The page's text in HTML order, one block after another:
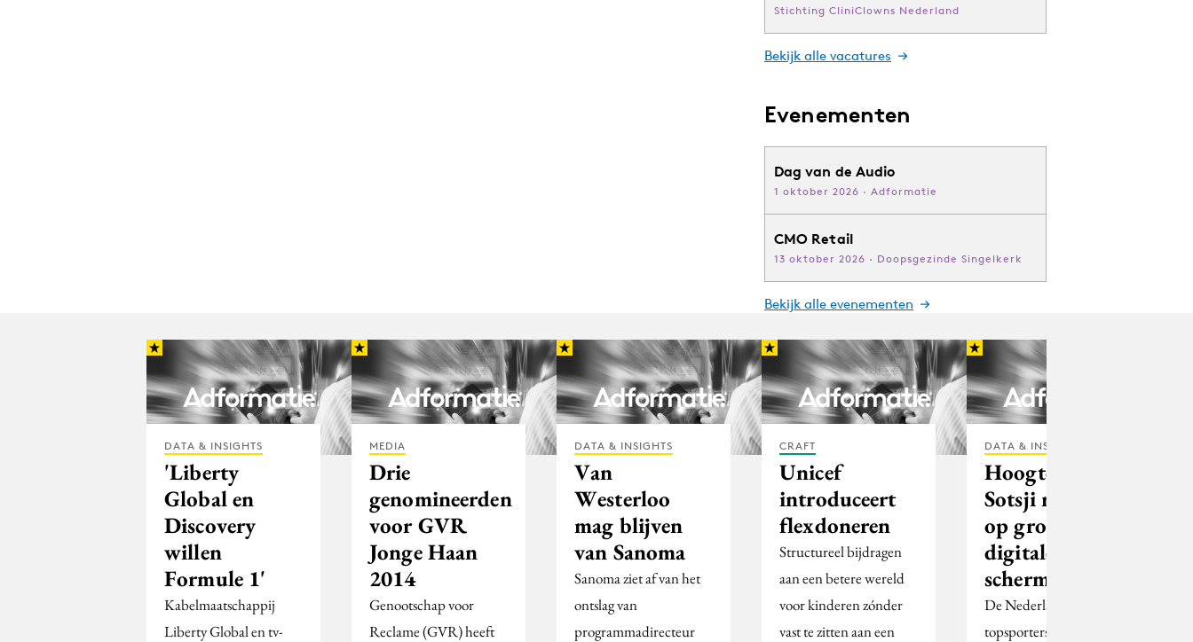
Stichting CliniClowns Nederland
Bekijk alle vacatures
Evenementen
Dag van de Audio
1 oktober 2026 · Adformatie
CMO Retail
13 oktober 2026 · Doopsgezinde Singelkerk
Bekijk alle evenementen
DATA & INSIGHTS
'Liberty
Global en
Discovery
willen
Formule 1'
Kabelmaatschappij
Liberty Global en tv-
MEDIA
Drie
genomineerden
voor GVR
Jonge Haan
2014
Genootschap voor
Reclame (GVR) heeft
DATA & INSIGHTS
Van
Westerloo
mag blijven
van Sanoma
Sanoma ziet af van het
ontslag van
programmadirecteur
CRAFT
Unicef
introduceert
flexdoneren
Structureel bijdragen
aan een betere wereld
voor kinderen zónder
vast te zitten aan een
DATA & INSIGHTS
Hoogtepunten
Sotsji real time
op grote
digitale
schermen
De Nederlandse
topsporters zijn